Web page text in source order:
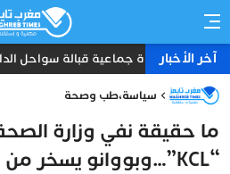
آخر الأخبارنجاة جماعية قبالة سواحل الداخلة.. تضامن
سياسة،طب وصحة
ما حقيقة نفي وزارة
“KCL”…وبووانو يسخر من البلاغات الليلية